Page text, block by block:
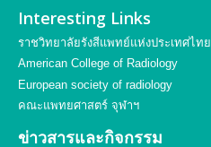
Interesting Links
ราชวิทยาลัยรังสีแพทย์แห่งประเทศไทย
American College of Radiology
European society of radiology
คณะแพทยศาสตร์ จุฬาฯ
ข่าวสารและกิจกรรม